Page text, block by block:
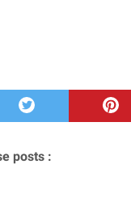
posts :